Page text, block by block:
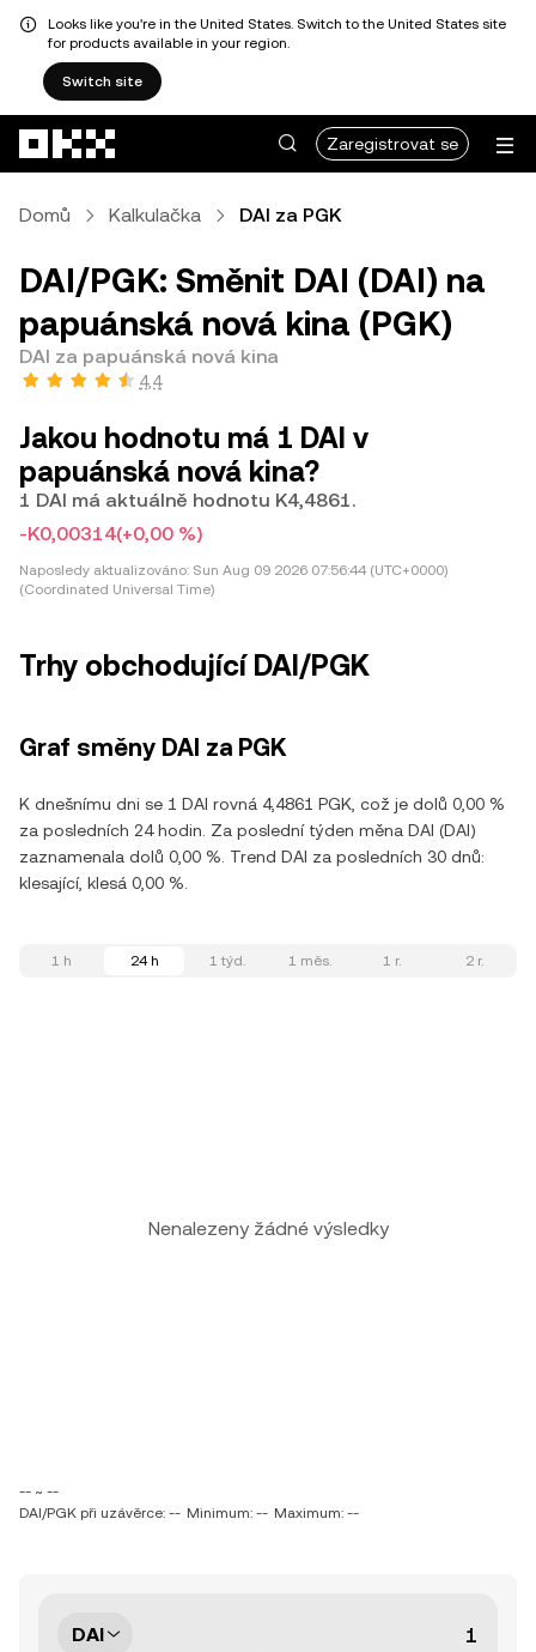
Looks like you're in the United States. Switch to the United States site
for products available in your region.
Switch site
Zaregistrovat se
Domů Kalkulačka DAI za PGK
DAI/PGK: Směnit DAI (DAI) na
papuánská nová kina (PGK)
DAI za papuánská nová kina
4,4
Jakou hodnotu má 1 DAI v
papuánská nová kina?
1 DAI má aktuálně hodnotu K4,4861.
-K0,00314(+0,00 %)
Naposledy aktualizováno: Sun Aug 09 2026 07:56:44 (UTC+0000)
(Coordinated Universal Time)
Trhy obchodující DAI/PGK
Graf směny DAI za PGK
K dnešnímu dni se 1 DAI rovná 4,4861 PGK, což je dolů 0,00 %
za posledních 24 hodin. Za poslední týden měna DAI (DAI)
zaznamenala dolů 0,00 %. Trend DAI za posledních 30 dnů:
klesající, klesá 0,00 %.
1 h 24 h 1 týd. 1 měs. 1 r. 2 r.
Nenalezeny žádné výsledky
-- ~ --
DAI/PGK při uzávěrce: -- Minimum: -- Maximum: --
DAI